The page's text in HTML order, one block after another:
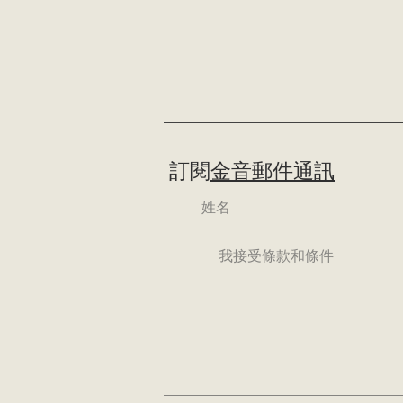
訂閱金音郵件通訊
我接受條款和條件